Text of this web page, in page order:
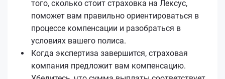
того, сколько стоит страховка на Лексус,
поможет вам правильно ориентироваться в
процессе компенсации и разобраться в
условиях вашего полиса.
Когда экспертиза завершится, страховая
компания предложит вам компенсацию.